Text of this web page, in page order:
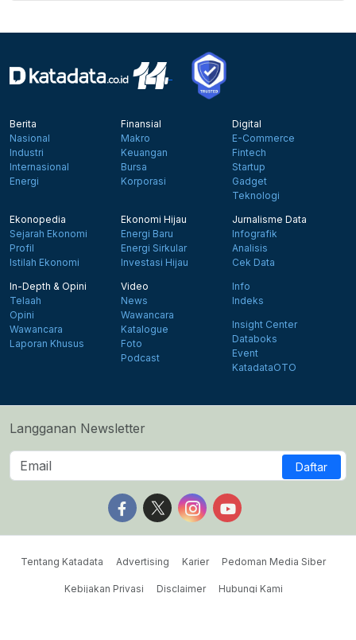
Berita
Nasional
Industri
Internasional
Energi
Finansial
Makro
Keuangan
Bursa
Korporasi
Digital
E-Commerce
Fintech
Startup
Gadget
Teknologi
Ekonopedia
Sejarah Ekonomi
Profil
Istilah Ekonomi
Ekonomi Hijau
Energi Baru
Energi Sirkular
Investasi Hijau
Jurnalisme Data
Infografik
Analisis
Cek Data
In-Depth & Opini
Telaah
Opini
Wawancara
Laporan Khusus
Video
News
Wawancara
Katalogue
Foto
Podcast
Info
Indeks
Insight Center
Databoks
Event
KatadataOTO
Langganan Newsletter
Daftar
Follow us on Facebook
Follow us on X
Follow us on Instagram
Follow us on
Tentang Katadata Advertising Karier Pedoman Media Siber
Kebijakan Privasi Disclaimer Hubungi Kami